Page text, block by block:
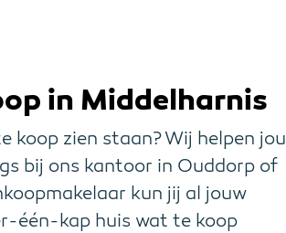
in Middelharnis
koop zien staan? Wij helpen jou
bij ons kantoor in Ouddorp of
kun jij al jouw
één-kap huis wat te koop